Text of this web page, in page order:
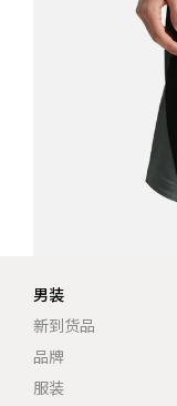
男装
新到货品
品牌
服装